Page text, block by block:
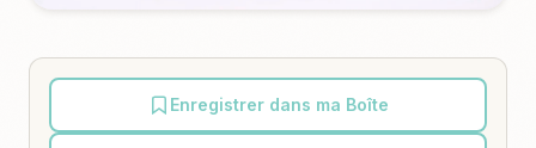
Enregistrer dans ma Boîte